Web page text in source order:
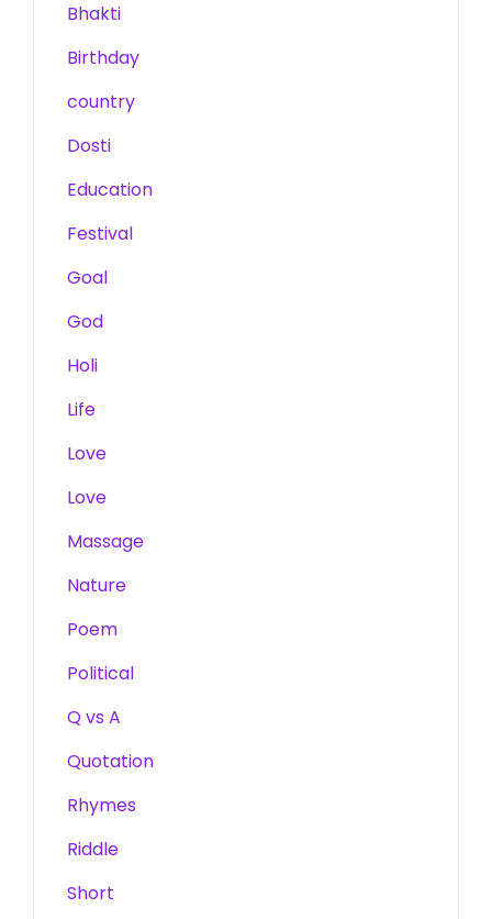
Bhakti
Birthday
country
Dosti
Education
Festival
Goal
God
Holi
Life
Love
Love
Massage
Nature
Poem
Political
Q vs A
Quotation
Rhymes
Riddle
Short